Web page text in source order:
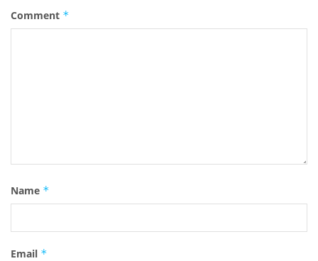
Comment *
Name *
Email *